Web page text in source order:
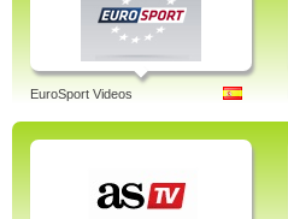
EuroSport Videos